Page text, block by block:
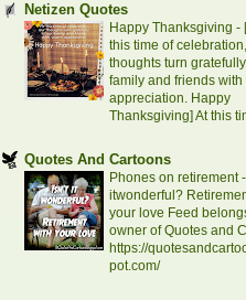
Netizen Quotes
Happy Thanksgiving -
this time of
thoughts turn
family and friends with
appreciation. Happy
Thanksgiving] At this
Quotes And Cartoons
Phones on retirement-
itwonderful?
your love Feed
owner of Quotes and
https://
pot.com/